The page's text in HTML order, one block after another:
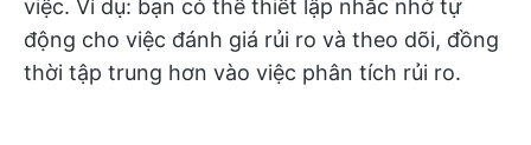
việc. Ví dụ: bạn có thể thiết lập nhắc nhở tự
động cho việc đánh giá rủi ro và theo dõi, đồng
thời tập trung hơn vào việc phân tích rủi ro.